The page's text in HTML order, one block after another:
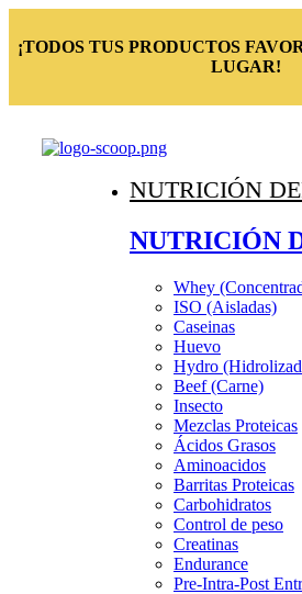
¡TODOS TUS PRODUCTOS
LUGAR!
NUTRICIÓN
NUTRICIÓN
Whey
ISO (Aisladas)
Caseinas
Huevo
Hydro
Beef (Carne)
Insecto
Mezclas Proteicas
Ácidos Grasos
Aminoacidos
Barritas Proteicas
Carbohidratos
Control de peso
Creatinas
Endurance
Pre-Intra-Post